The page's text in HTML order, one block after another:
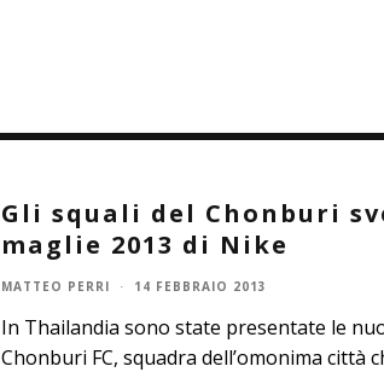
Gli squali del Chonburi
maglie 2013 di Nike
MATTEO PERRI · 14 FEBBRAIO 2013
In Thailandia sono state presentate le
Chonburi FC, squadra dell’omonima città